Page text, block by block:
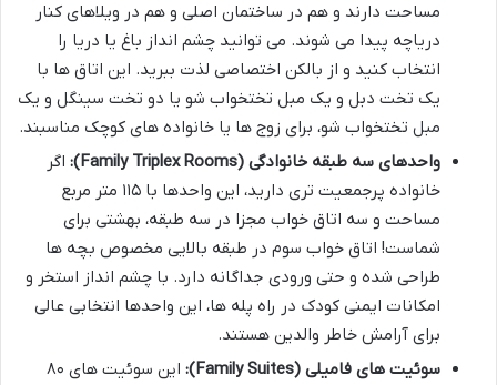
مساحت دارند و هم در ساختمان اصلی و هم در ویلاهای کنار
دریاچه پیدا می شوند. می توانید چشم انداز باغ یا دریا را
انتخاب کنید و از بالکن اختصاصی لذت ببرید. این اتاق ها با
یک تخت دبل و یک مبل تختخواب شو یا دو تخت سینگل و یک
مبل تختخواب شو، برای زوج ها یا خانواده های کوچک مناسبند.
واحدهای سه طبقه خانوادگی (Family Triplex Rooms):
اگر
خانواده پرجمعیت تری دارید، این واحدها با ۱۱۵ متر مربع
مساحت و سه اتاق خواب مجزا در سه طبقه، بهشتی برای
شماست! اتاق خواب سوم در طبقه بالایی مخصوص بچه ها
طراحی شده و حتی ورودی جداگانه دارد. با چشم انداز استخر و
امکانات ایمنی کودک در راه پله ها، این واحدها انتخابی عالی
برای آرامش خاطر والدین هستند.
سوئیت های فامیلی (Family Suites):
این سوئیت های ۸۰